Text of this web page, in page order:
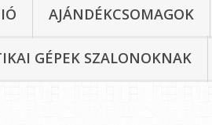
AJÁNDÉKCSOMAGOK
GÉPEK SZALONOKNAK